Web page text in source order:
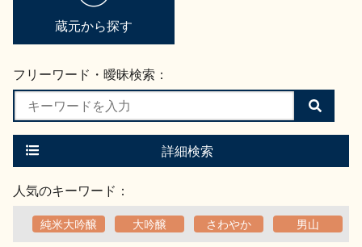
地酒用語集
お楽しみコンテンツ
歳時記 地酒蔵元会検定
蔵元から探す
フリーワード・曖昧検索：
検
索
す
詳細検索
人気のキーワード：
純米大吟醸 大吟醸 さわやか 男山